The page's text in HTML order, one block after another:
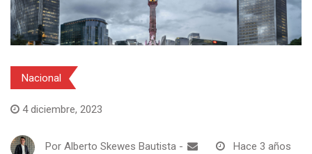
Nacional
4 diciembre, 2023
Por Alberto Skewes Bautista - Hace 3 años